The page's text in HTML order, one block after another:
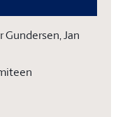
Gundersen, Jan